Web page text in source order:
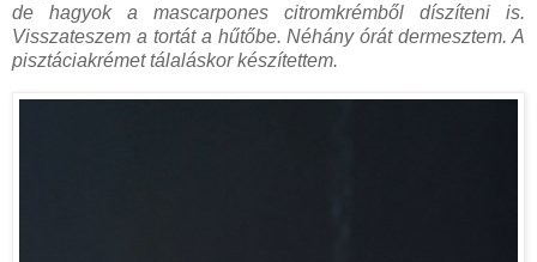
de hagyok a mascarpones citromkrémből díszíteni is.
Visszateszem a tortát a hűtőbe. Néhány órát dermesztem. A
pisztáciakrémet tálaláskor készítettem.